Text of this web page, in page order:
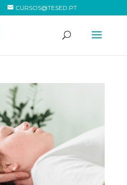
CURSOS@TESED.PT